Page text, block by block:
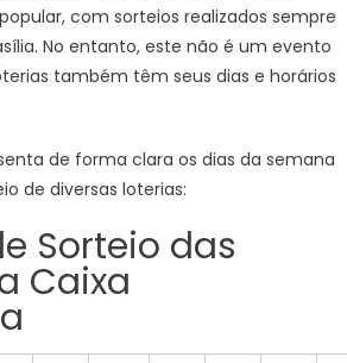
com sorteios realizados sempre
No entanto, este não é um evento
também têm seus dias e horários
de forma clara os dias da semana
de diversas loterias:
Sorteio das
Caixa